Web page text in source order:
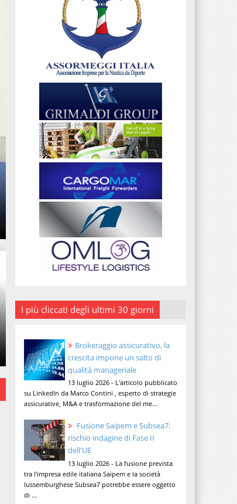
I più cliccati degli ultimi 30 giorni
Brokeraggio assicurativo, la
crescita impone un salto di
qualità manageriale
13 luglio 2026 - L'articolo pubblicato
su LinkedIn da Marco Contini , esperto di strategie
assicurative, M&A e trasformazione del me...
Fusione Saipem e Subsea7:
rischio indagine di Fase II
dell'UE
13 luglio 2026 - La fusione prevista
tra l'impresa edile italiana Saipem e la società
lussemburghese Subsea7 potrebbe essere oggetto
di ...